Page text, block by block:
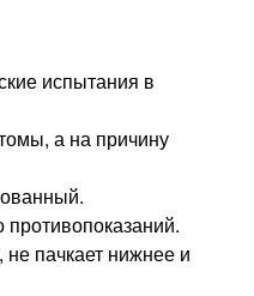
испытания в
а на причину
пачкает нижнее и